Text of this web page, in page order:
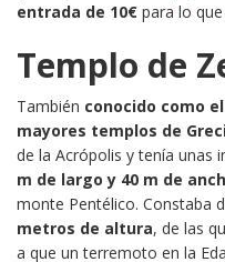
entrada de 10€ para lo
Templo de
También conocido como
mayores templos de
de la Acrópolis y tenía unas
m de largo y 40 m de
monte Pentélico. Constaba
metros de altura, de las
a que un terremoto en la